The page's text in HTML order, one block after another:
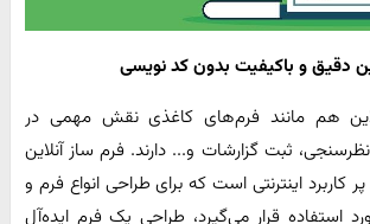
دقیق و باکیفیت بدون کد نویسی
هم مانند فرم‌های کاغذی نقش مهمی ‌در
ثبت گزارشات و... دارند. فرم ساز آنلاین
کاربرد اینترنتی است که برای طراحی انواع فرم و
استفاده قرار می‌گیرد، طراحی یک فرم ایده‌آل